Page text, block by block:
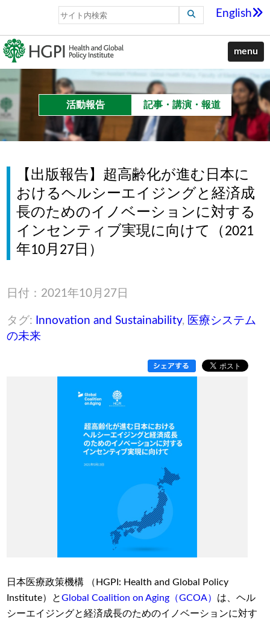
English
menu
活動報告 記事・講演・報道
【出版報告】超高齢化が進む日本に
おけるヘルシーエイジングと経済成
長のためのイノベーションに対する
インセンティブ実現に向けて（2021
年10月27日）
日付：2021年10月27日
タグ: Innovation and Sustainability, 医療システム
の未来
日本医療政策機構 （HGPI: Health and Global Policy
Institute）とGlobal Coalition on Aging（GCOA） は、ヘル
シーエイジングと経済成長のためのイノベーションに対す